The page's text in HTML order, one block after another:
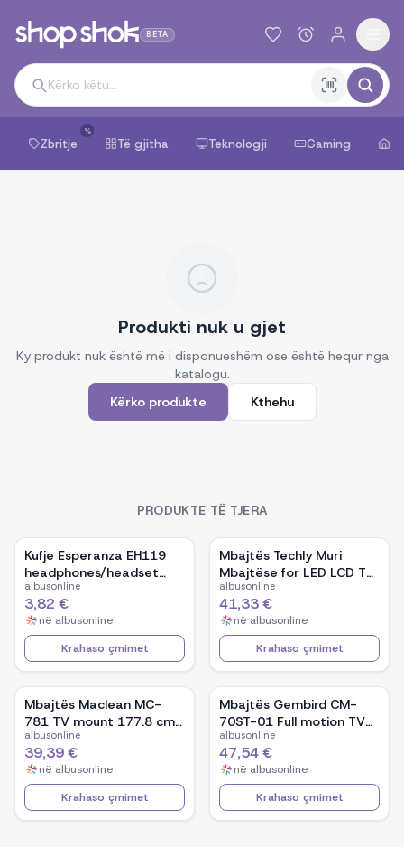
BETA
Zbritje
%
Të gjitha Teknologji Gaming
Produkti nuk u gjet
Ky produkt nuk është më i disponueshëm ose është hequr nga
katalogu.
Kërko produkte
Kthehu
PRODUKTE TË TJERA
Kufje Esperanza EH119
headphones/headset
Head-band
albusonline
3,82 €
në albusonline
Krahaso çmimet
Mbajtës Techly Muri
Mbajtëse for LED LCD TV
42-80 Ultra Slim Fixe
H600mm&quot; ICA-PLB
860
albusonline
41,33 €
në albusonline
Krahaso çmimet
Mbajtës Maclean MC-
781 TV mount 177.8 cm
(70&quot;)
albusonline
39,39 €
në albusonline
Krahaso çmimet
Mbajtës Gembird CM-
70ST-01 Full motion TV
ceiling mount/ 32&quot;
- 70&quot;/ 50kg
albusonline
47,54 €
në albusonline
Krahaso çmimet